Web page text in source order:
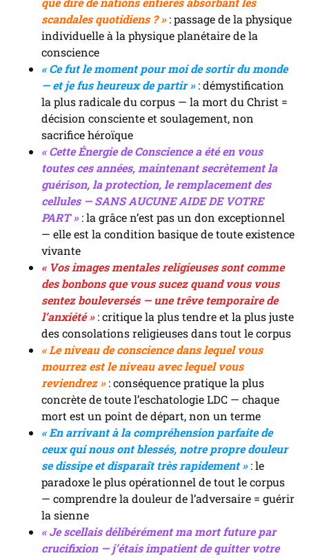
scandales quotidiens ? » : passage de la physique
individuelle à la physique planétaire de la
conscience
« Ce fut le moment pour moi de sortir du monde
— et je fus heureux de partir »: démystification
la plus radicale du corpus — la mort du Christ =
décision consciente et soulagement, non
sacrifice héroïque
« Cette Énergie de Conscience a été en vous
toutes ces années, maintenant secrètement la
guérison, la protection, le remplacement des
cellules — SANS AUCUNE AIDE DE VOTRE
PART »: la grâce n’est pas un don exceptionnel
— elle est la condition basique de toute existence
vivante
« Vos images mentales religieuses sont comme
des bonbons que vous sucez quand vous vous
sentez bouleversés — une trêve temporaire de
l’anxiété »: critique la plus tendre et la plus juste
des consolations religieuses dans tout le corpus
« Le niveau de conscience dans lequel vous
mourrez est le niveau avec lequel vous
reviendrez »: conséquence pratique la plus
concrète de toute l’eschatologie LDC — chaque
mort est un point de départ, non un terme
« En arrivant à la compréhension parfaite de
ceux qui nous ont blessés, notre propre douleur
se dissipe et disparaît très rapidement »: le
paradoxe le plus opérationnel de tout le corpus
— comprendre la douleur de l’adversaire = guérir
la sienne
« Je scellais délibérément ma mort future par
crucifixion — j’étais impatient de quitter votre